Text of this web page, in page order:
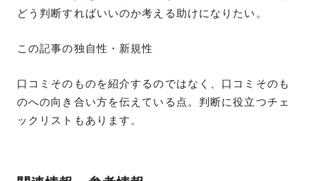
どう判断すればいいのか考える助けになりたい。
この記事の独自性・新規性
口コミそのものを紹介するのではなく、口コミそのも
のへの向き合い方を伝えている点。判断に役立つチェ
ックリストもあります。